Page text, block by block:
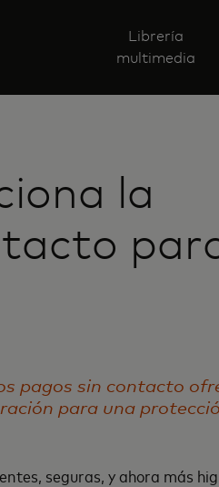
Librería
multimedia
la
pagos sin contacto
para una
seguras, y ahora más